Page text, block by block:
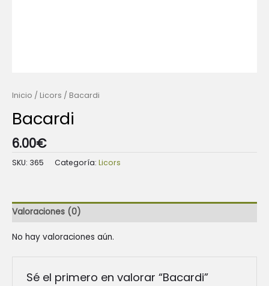
Inicio / Licors / Bacardi
Bacardi
6.00€
SKU: 365 Categoría: Licors
Valoraciones (0)
No hay valoraciones aún.
Sé el primero en valorar “Bacardi”